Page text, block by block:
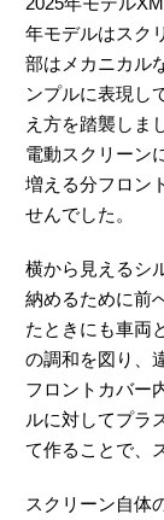
年モデルはスク
部はメカニカル
ンプルに表現し
え方を踏襲しま
電動スクリーン
増える分フロン
せんでした。
横から見えるシ
納めるために前
たときにも車両
の調和を図り、
フロントカバー
ルに対してプラ
て作ることで、
スクリーン自体